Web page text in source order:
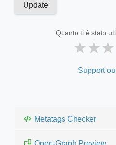
Update
Quanto ti è stato
★★★
Support
Metatags Checker
Open-Graph Preview